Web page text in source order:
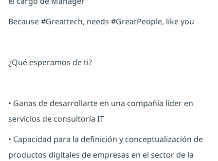
Because #Greattech, needs #GreatPeople, like you
¿Qué esperamos de ti?
• Ganas de desarrollarte en una compañía líder en
servicios de consultoría IT
• Capacidad para la definición y conceptualización de
productos digitales de empresas en el sector de la